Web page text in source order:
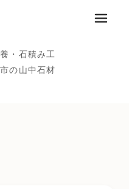
・石積み工
の山中石材
メニュ